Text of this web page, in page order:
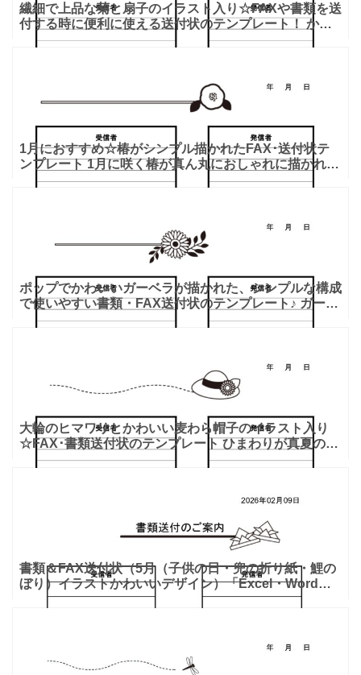
繊細で上品な菊と扇子のイラスト入り☆FAXや書類を送
付する時に便利に使える送付状のテンプレート！ かわ
いい菊の花と扇子が一緒に描かれた、和風テイストのテ
1月におすすめ☆椿がシンプル描かれたFAX･送付状テ
ンプレート 1月に咲く椿が真ん丸におしゃれに描かれ、
モノクロながらもお正月を感じさせる温かみのあるデザ
ポップでかわいいガーベラが描かれた、シンプルな構成
で使いやすい書類・FAX送付状のテンプレート♪ ガーベ
ラの花がポップに描かれ、モノクロながら明るく楽しい
大輪のヒマワリとかわいい麦わら帽子のイラスト入り
☆FAX･書類送付状のテンプレート ひまわりが真夏の太
陽を喜び、力強く咲いており、元気を貰えるテンプレー
書類＆FAX送付状（5月（子供の日・兜の折り紙・鯉の
ぼり）イラストかわいいデザイン）「Excel・Word」
をダウンロード出来る素材となり、5月のイベント、子